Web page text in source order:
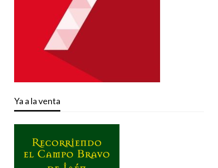
Ya a la venta